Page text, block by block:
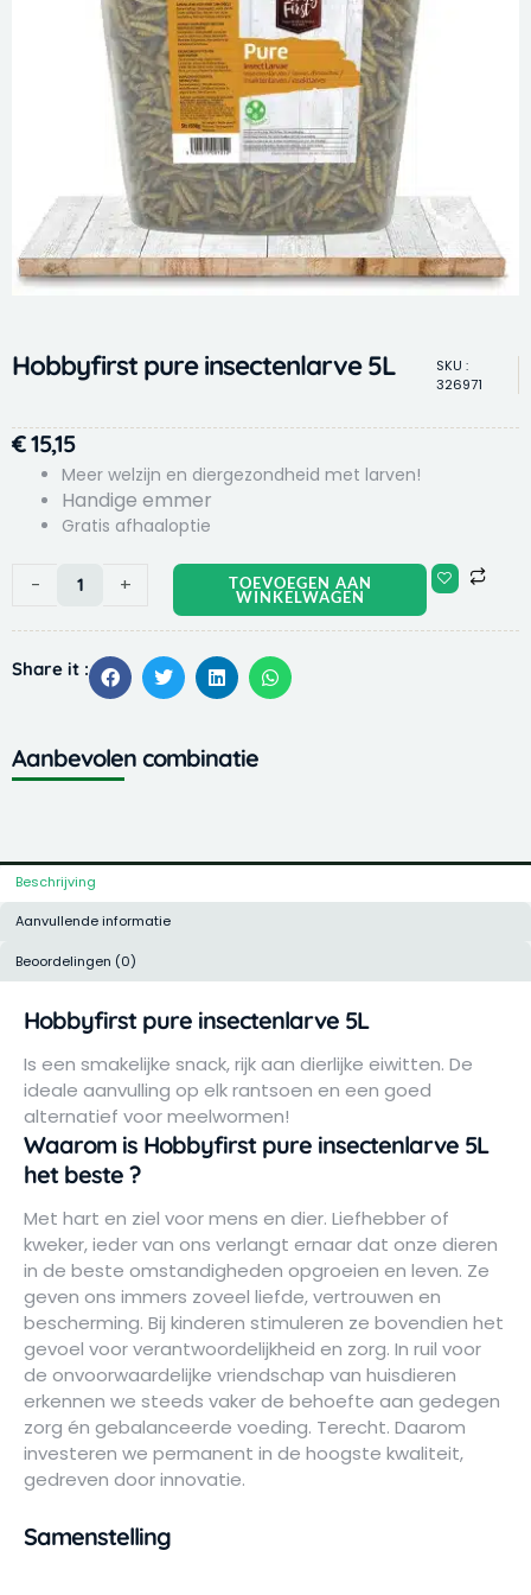
Hobbyfirst pure insectenlarve 5L
SKU :
326971
€15,15
Meer welzijn en diergezondheid met larven!
Handige emmer
Gratis afhaaloptie
-
Hobbyfirst
insectenlarve
aantal
+ TOEVOEGEN AAN
WINKELWAGEN
Share it :
Aanbevolen combinatie
Beschrijving
Aanvullende informatie
Beoordelingen (0)
Hobbyfirst pure insectenlarve 5L
Is een smakelijke snack, rijk aan dierlijke eiwitten. De
ideale aanvulling op elk rantsoen en een goed
alternatief voor meelwormen!
Waarom is Hobbyfirst pure insectenlarve 5L
het beste ?
Met hart en ziel voor mens en dier. Liefhebber of
kweker, ieder van ons verlangt ernaar dat onze dieren
in de beste omstandigheden opgroeien en leven. Ze
geven ons immers zoveel liefde, vertrouwen en
bescherming. Bij kinderen stimuleren ze bovendien het
gevoel voor verantwoordelijkheid en zorg. In ruil voor
de onvoorwaardelijke vriendschap van huisdieren
erkennen we steeds vaker de behoefte aan gedegen
zorg én gebalanceerde voeding. Terecht. Daarom
investeren we permanent in de hoogste kwaliteit,
gedreven door innovatie.
Samenstelling